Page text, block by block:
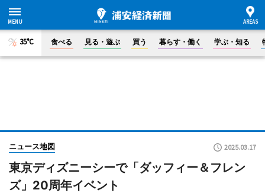
35°C 食べる 見る・遊ぶ 買う 暮らす・働く 学ぶ・知る
ニュース地図 2025.03.17
東京ディズニーシーで「ダッフィー＆フレン
ズ」20周年イベント